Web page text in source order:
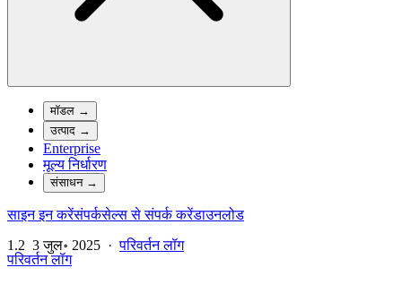
मॉडल →
उत्पाद →
Enterprise
मूल्य निर्धारण
संसाधन→
साइन इन करेंसंपर्कसेल्स से संपर्क करेंडाउनलोड
1.2 3 जुल॰ 2025 ·परिवर्तन लॉग
परिवर्तन लॉग